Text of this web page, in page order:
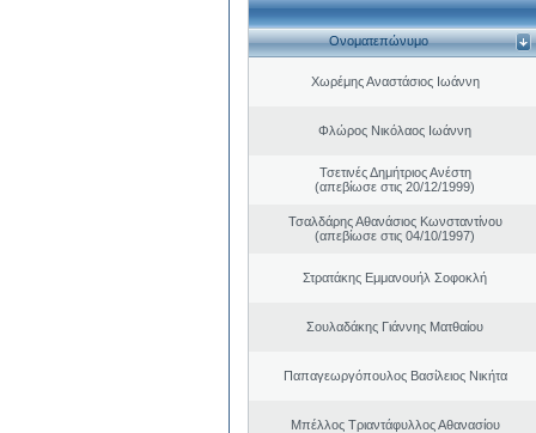
Ονοματεπώνυμο
Χωρέμης Αναστάσιος Ιωάννη
Φλώρος Νικόλαος Ιωάννη
Τσετινές Δημήτριος Ανέστη
(απεβίωσε στις 20/12/1999)
Τσαλδάρης Αθανάσιος Κωνσταντίνου
(απεβίωσε στις 04/10/1997)
Στρατάκης Εμμανουήλ Σοφοκλή
Σουλαδάκης Γιάννης Ματθαίου
Παπαγεωργόπουλος Βασίλειος Νικήτα
Μπέλλος Τριαντάφυλλος Αθανασίου